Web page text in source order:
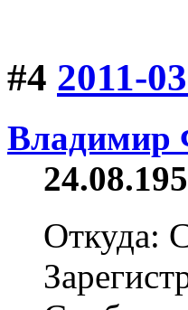
#4 2011-
Владимир
Откуда: